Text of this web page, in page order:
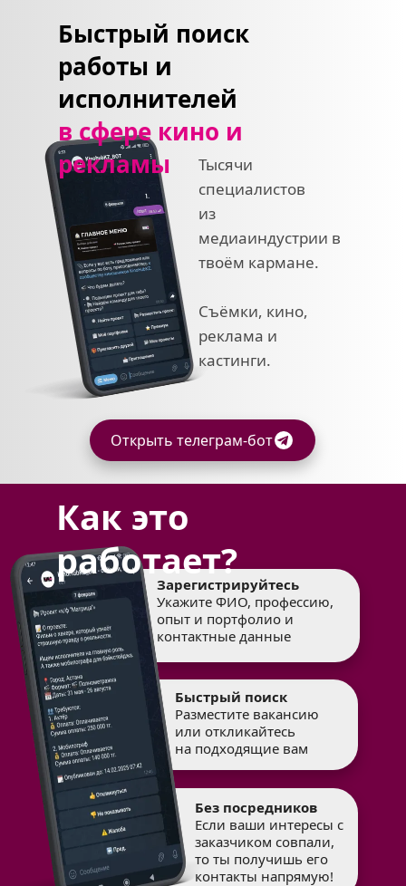
Быстрый поиск
работы и
исполнителей
в сфере кино и
рекламы
Тысячи
специалистов
из
медиаиндустрии в
твоём кармане.
Съёмки, кино,
реклама и
кастинги.
Открыть телеграм-бот
Как это
работает?
Зарегистрируйтесь
Укажите ФИО, профессию,
опыт и портфолио и
контактные данные
Быстрый поиск
Разместите вакансию
или откликайтесь
на подходящие вам
Без посредников
Если ваши интересы с
заказчиком совпали,
то ты получишь его
контакты напрямую!